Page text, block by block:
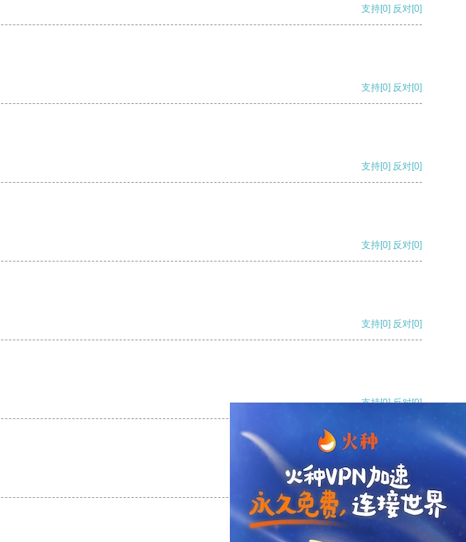
支持[0] 反对[0]
支持[0] 反对[0]
支持[0] 反对[0]
支持[0] 反对[0]
支持[0] 反对[0]
支持[0] 反对[0]
支持[0] 反对